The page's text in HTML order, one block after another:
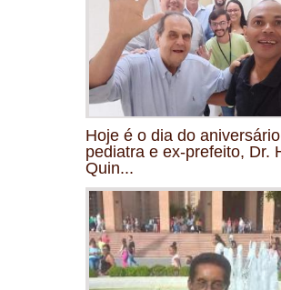
Hoje é o dia do
pediatra e ex-prefeito, Dr.
Quin...